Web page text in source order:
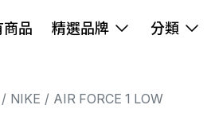
商品 精選品牌 分類
NIKE AIR FORCE 1 LOW